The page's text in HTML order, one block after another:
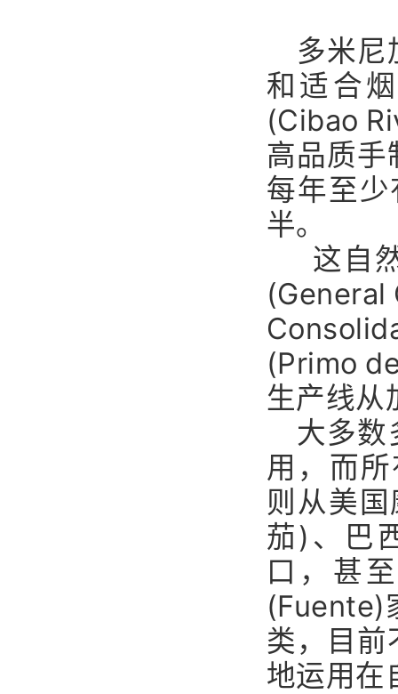
多米尼
和适合
(Cibao
高品质手
每年至
半。
这自
(General
(Primo
生产线从
大多
用，而
则从美
茄)、巴
口，甚
(Fuente)
类，目前
地运用在